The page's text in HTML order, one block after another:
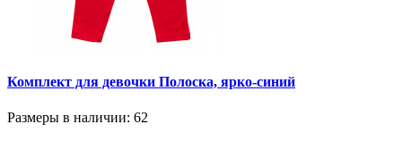
Комплект для девочки Полоска, ярко-синий
Размеры в наличии: 62